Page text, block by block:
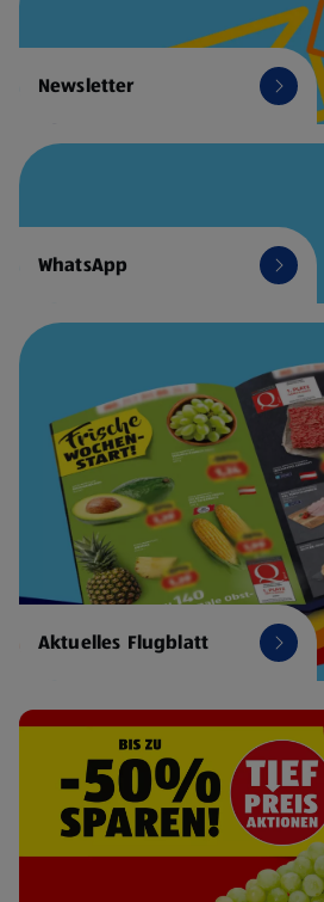
Newsletter
WhatsApp
Aktuelles Flugblatt